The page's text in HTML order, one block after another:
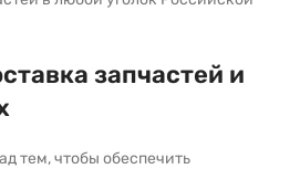
запчастей и
тем, чтобы обеспечить